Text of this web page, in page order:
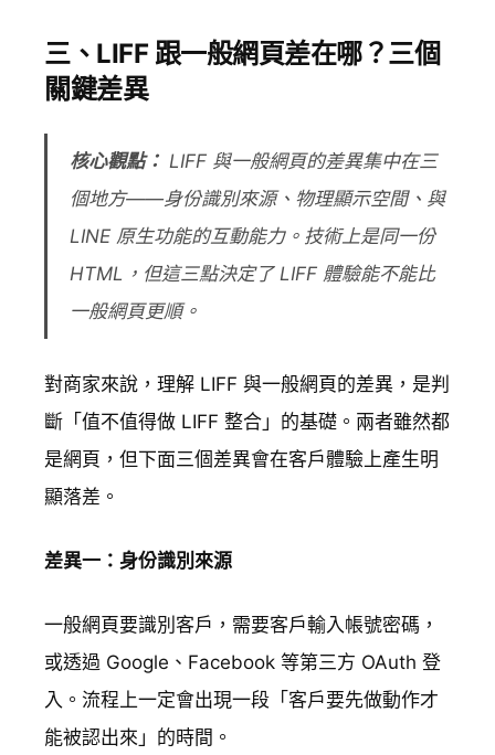
三、LIFF 跟一般網頁差在哪？三個
關鍵差異
核心觀點： LIFF 與一般網頁的差異集中在三
個地方——身份識別來源、物理顯示空間、與
LINE 原生功能的互動能力。技術上是同一份
HTML，但這三點決定了 LIFF 體驗能不能比
一般網頁更順。
對商家來說，理解 LIFF 與一般網頁的差異，是判
斷「值不值得做 LIFF 整合」的基礎。兩者雖然都
是網頁，但下面三個差異會在客戶體驗上產生明
顯落差。
差異一：身份識別來源
一般網頁要識別客戶，需要客戶輸入帳號密碼，
或透過 Google、Facebook 等第三方 OAuth 登
入。流程上一定會出現一段「客戶要先做動作才
能被認出來」的時間。